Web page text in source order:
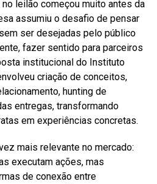
no leilão começou muito antes da
assumiu o desafio de pensar
ser desejadas pelo público
fazer sentido para parceiros
institucional do Instituto
criação de conceitos,
hunting de
entregas, transformando
em experiências concretas.
mais relevante no mercado:
executam ações, mas
de conexão entre